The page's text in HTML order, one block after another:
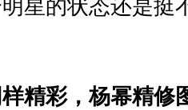
星的状态还是挺
精彩，杨幂精修